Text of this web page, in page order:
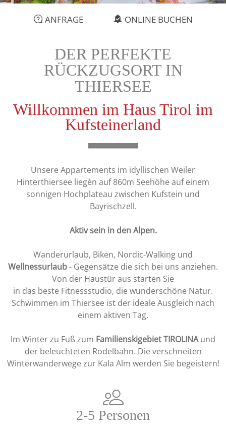
ANFRAGE ONLINE BUCHEN
DER PERFEKTE
RÜCKZUGSORT IN
THIERSEE
Willkommen im Haus Tirol im
Kufsteinerland
Unsere Appartements im idyllischen Weiler
Hinterthiersee liegèn auf 860m Seehöhe auf einem
sonnigen Hochplateau zwischen Kufstein und
Bayrischzell.
Aktiv sein in den Alpen.
Wanderurlaub, Biken, Nordic-Walking und
Wellnessurlaub- Gegensätze die sich bei uns anziehen.
Von der Haustür aus starten Sie
in das beste Fitnessstudio, die wunderschöne Natur.
Schwimmen im Thiersee ist der ideale Ausgleich nach
einem aktiven Tag.
Im Winter zu Fuß zum Familienskigebiet TIROLINAund
der beleuchteten Rodelbahn. Die verschneiten
Winterwanderwege zur Kala Alm werden Sie begeistern!
2-5 Personen